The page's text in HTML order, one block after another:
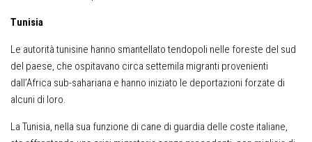
Tunisia
Le autorità tunisine hanno smantellato tendopoli nelle foreste del sud
del paese, che ospitavano circa settemila migranti provenienti
dall’Africa sub-sahariana e hanno iniziato le deportazioni forzate di
alcuni di loro.
La Tunisia, nella sua funzione di cane di guardia delle coste italiane,